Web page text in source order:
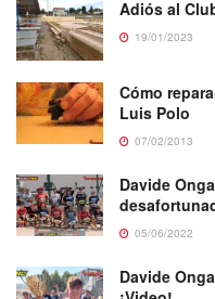
Adiós al
19/01/2023
Cómo
Luis Polo
07/02/2013
Davide
05/06/2022
Davide